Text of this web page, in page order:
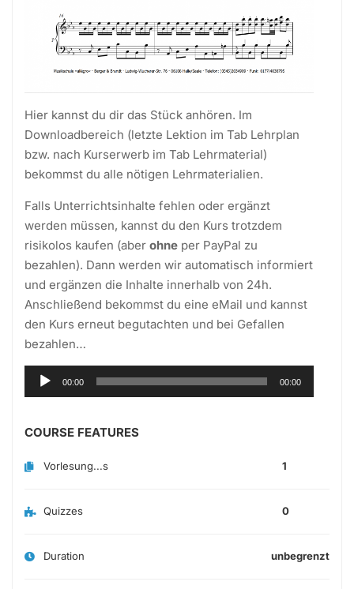
Hier kannst du dir das Stück anhören. Im
Downloadbereich (letzte Lektion im Tab Lehrplan
bzw. nach Kurserwerb im Tab Lehrmaterial)
bekommst du alle nötigen Lehrmaterialien.
Falls Unterrichtsinhalte fehlen oder ergänzt
werden müssen, kannst du den Kurs trotzdem
risikolos kaufen (aber ohne per PayPal zu
bezahlen). Dann werden wir automatisch informiert
und ergänzen die Inhalte innerhalb von 24h.
Anschließend bekommst du eine eMail und kannst
den Kurs erneut begutachten und bei Gefallen
bezahlen…
Audio-
Player
00:00 00:00
COURSE FEATURES
Vorlesung...s 1
Quizzes 0
Duration unbegrenzt